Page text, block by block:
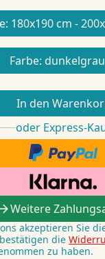
180x190 cm -
Farbe: dunkelgrau
In den
oder Express-
Weitere
akzeptieren Sie
die
zu haben.